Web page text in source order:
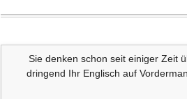
Sie denken schon seit einiger Zeit
dringend Ihr Englisch auf